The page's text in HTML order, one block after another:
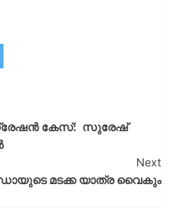
കേസ്: സുരേഷ്
Next
മടക്ക യാത്ര വൈകും